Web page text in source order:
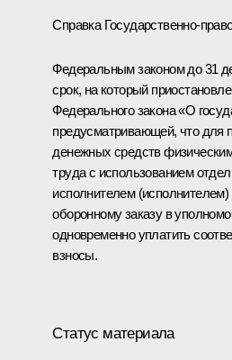
Справка Государственно-
Федеральным законом до 31
срок, на который
Федерального закона «О
предусматривающей, что для
денежных средств
труда с использованием
исполнителем (исполнителем)
оборонному заказу в
одновременно уплатить
взносы.
Статус материала